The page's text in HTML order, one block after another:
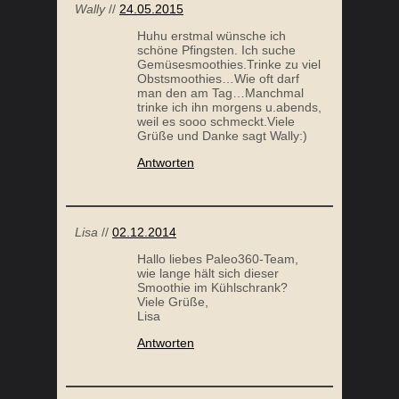
Wally// 24.05.2015
Huhu erstmal wünsche ich
schöne Pfingsten. Ich suche
Gemüsesmoothies.Trinke zu viel
Obstsmoothies…Wie oft darf
man den am Tag…Manchmal
trinke ich ihn morgens u.abends,
weil es sooo schmeckt.Viele
Grüße und Danke sagt Wally:)
Antworten
Lisa // 02.12.2014
Hallo liebes Paleo360-Team,
wie lange hält sich dieser
Smoothie im Kühlschrank?
Viele Grüße,
Lisa
Antworten